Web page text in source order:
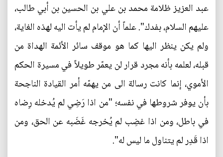
عبد العزيز ظلامة محمد بن علي بن الحسين بن أبي طالب،
عليهم السلام، بفدك". علماً أن الإمام لم يأت اليه لهذه الغاية،
ولم يكن ينظر اليها كما هو موقف سائر الأئمة الهداة من
قبله، لعلمه بأنه مجرد قرار لن يعمّر طويلاً في مسيرة الحكم
الأموي، إنما كانت رسالة الى من يهمّه أمر القيادة الناجحة
بأن يوفر شروطها في نفسه؛ "من اذا رَضِي لم يُدخله رِضاه
في باطل، ومن اذا غضِب لم يُخرجه غَضَبه عن الحق، ومن
اذا قَدِر لم يتناول ما ليس له".